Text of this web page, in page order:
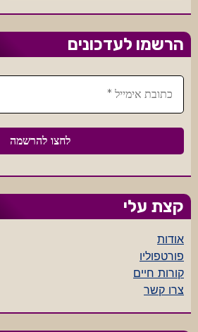
הרשמו לעדכונים
קצת עלי
אודות
פורטפוליו
קורות חיים
צרו קשר